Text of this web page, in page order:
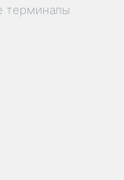
терминалы